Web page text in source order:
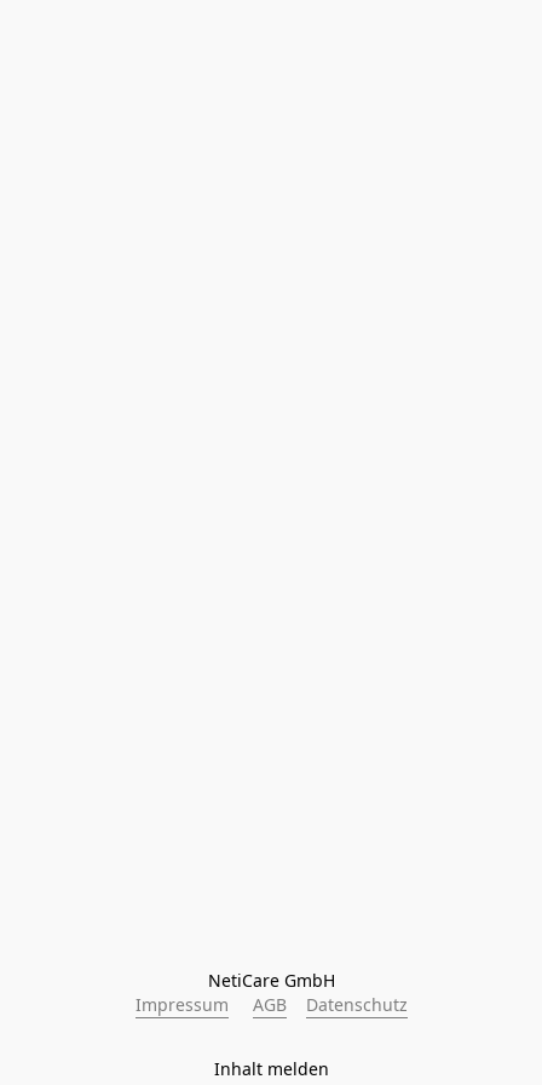
NetiCare GmbH
Impressum
AGB Datenschutz
Inhalt melden